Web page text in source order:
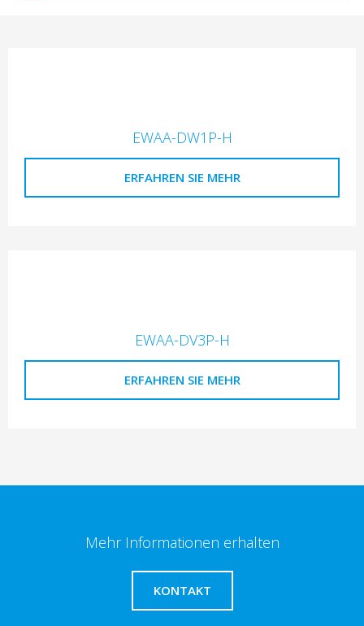
EWAA-DW1P-H
ERFAHREN SIE MEHR
EWAA-DV3P-H
ERFAHREN SIE MEHR
Mehr Informationen erhalten
KONTAKT